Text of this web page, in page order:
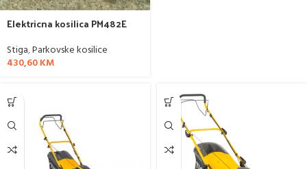
Elektricna kosilica PM482E
Stiga,Parkovske kosilice
430,60KM